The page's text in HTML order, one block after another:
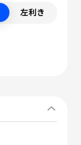
左利き